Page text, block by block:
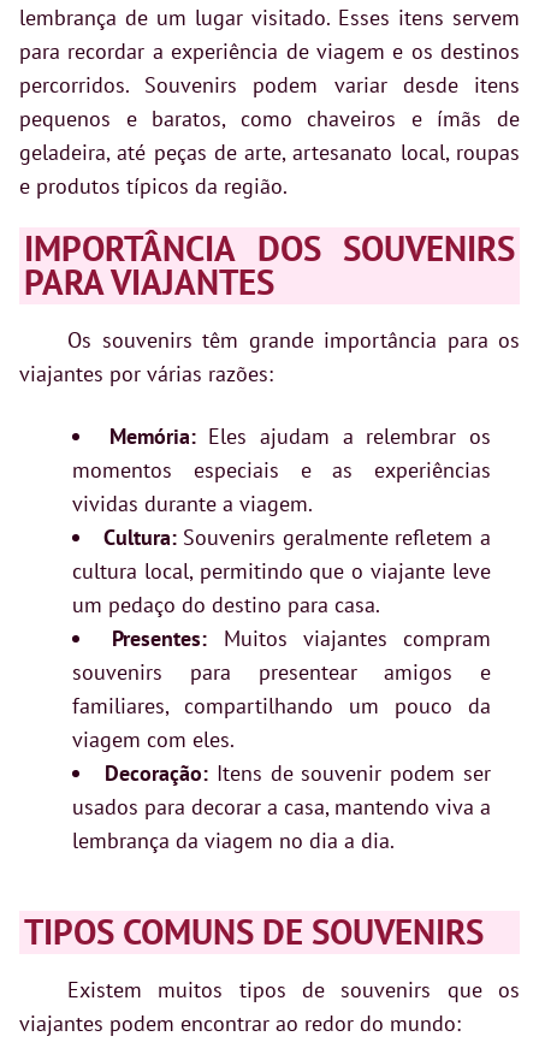
lembrança de um lugar visitado. Esses itens servem
para recordar a experiência de viagem e os destinos
percorridos. Souvenirs podem variar desde itens
pequenos e baratos, como chaveiros e ímãs de
geladeira, até peças de arte, artesanato local, roupas
e produtos típicos da região.
IMPORTÂNCIA DOS SOUVENIRS
PARA VIAJANTES
Os souvenirs têm grande importância para os
viajantes por várias razões:
Memória:Eles ajudam a relembrar os
momentos especiais e as experiências
vividas durante a viagem.
Cultura:Souvenirs geralmente refletem a
cultura local, permitindo que o viajante leve
um pedaço do destino para casa.
Presentes: Muitos viajantes compram
souvenirs para presentear amigos e
familiares, compartilhando um pouco da
viagem com eles.
Decoração:Itens de souvenir podem ser
usados para decorar a casa, mantendo viva a
lembrança da viagem no dia a dia.
TIPOS COMUNS DE SOUVENIRS
Existem muitos tipos de souvenirs que os
viajantes podem encontrar ao redor do mundo: